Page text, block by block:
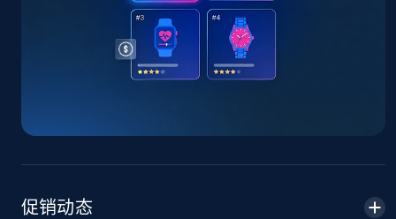
TikTok Shop - Collect TikTok shop products
by keywords search
5.4K+ 668+ 立即开始
促销动态